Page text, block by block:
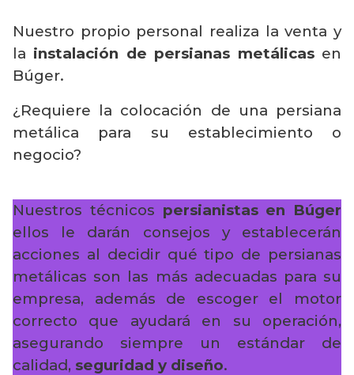
Nuestro propio personal realiza la venta y
la instalación de persianas metálicasen
Búger.
¿Requiere la colocación de una persiana
metálica para su establecimiento o
negocio?
Nuestros técnicos persianistas en Búger
ellos le darán consejos y establecerán
acciones al decidir qué tipo de persianas
metálicas son las más adecuadas para su
empresa, además de escoger el motor
correcto que ayudará en su operación,
asegurando siempre un estándar de
calidad, seguridad y diseño.